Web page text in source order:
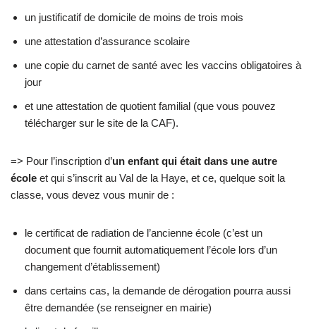
un justificatif de domicile de moins de trois mois
une attestation d’assurance scolaire
une copie du carnet de santé avec les vaccins obligatoires à
jour
et une attestation de quotient familial (que vous pouvez
télécharger sur le site de la CAF).
=> Pour l’inscription d’un enfant qui était dans une autre
école et qui s’inscrit au Val de la Haye, et ce, quelque soit la
classe, vous devez vous munir de :
le certificat de radiation de l’ancienne école (c’est un
document que fournit automatiquement l’école lors d’un
changement d’établissement)
dans certains cas, la demande de dérogation pourra aussi
être demandée (se renseigner en mairie)